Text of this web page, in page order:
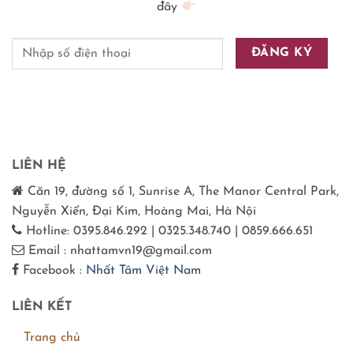
đây
LIÊN HỆ
Căn 19, đường số 1, Sunrise A, The Manor Central Park,
Nguyễn Xiển, Đại Kim, Hoàng Mai, Hà Nội
Hotline: 0395.846.292 | 0325.348.740 | 0859.666.651
Email : nhattamvn19@gmail.com
Facebook : Nhất Tâm Việt Nam
LIÊN KẾT
Trang chủ